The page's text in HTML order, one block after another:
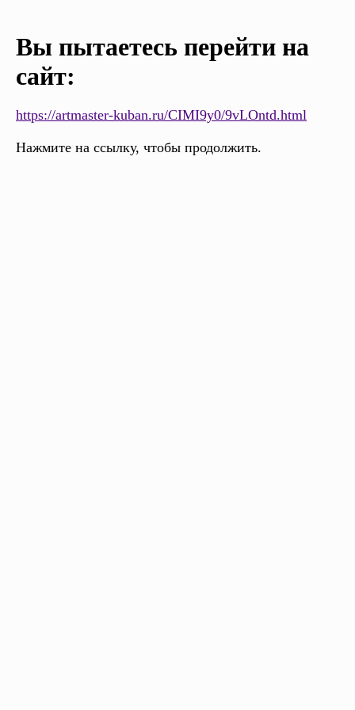
Вы пытаетесь перейти на
сайт:
https://artmaster-kuban.ru/CIMI9y0/9vLOntd.html
Нажмите на ссылку, чтобы продолжить.